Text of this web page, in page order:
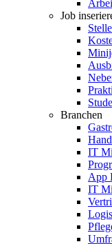
Job
Branchen
IT
App
IT